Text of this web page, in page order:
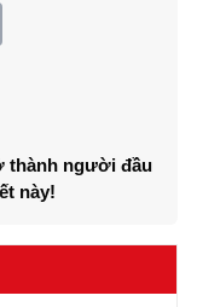
thành người đầu
này!